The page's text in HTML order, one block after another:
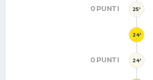
25'
0 PUNTI
24'
24'
0 PUNTI